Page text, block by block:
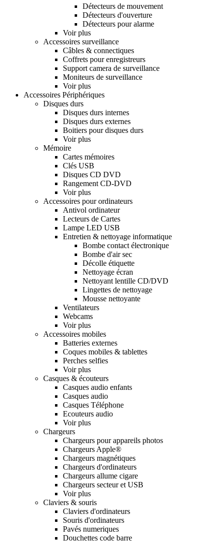
Détecteurs de mouvement
Détecteurs d'ouverture
Détecteurs pour alarme
Voir plus
Accessoires surveillance
Câbles & connectiques
Coffrets pour enregistreurs
Support camera de surveillance
Moniteurs de surveillance
Voir plus
Accessoires Périphériques
Disques durs
Disques durs internes
Disques durs externes
Boitiers pour disques durs
Voir plus
Mémoire
Cartes mémoires
Clés USB
Disques CD DVD
Rangement CD-DVD
Voir plus
Accessoires pour ordinateurs
Antivol ordinateur
Lecteurs de Cartes
Lampe LED USB
Entretien & nettoyage informatique
Bombe contact électronique
Bombe d'air sec
Décolle étiquette
Nettoyage écran
Nettoyant lentille CD/DVD
Lingettes de nettoyage
Mousse nettoyante
Ventilateurs
Webcams
Voir plus
Accessoires mobiles
Batteries externes
Coques mobiles & tablettes
Perches selfies
Voir plus
Casques & écouteurs
Casques audio enfants
Casques audio
Casques Téléphone
Ecouteurs audio
Voir plus
Chargeurs
Chargeurs pour appareils photos
Chargeurs Apple®
Chargeurs magnétiques
Chargeurs d'ordinateurs
Chargeurs allume cigare
Chargeurs secteur et USB
Voir plus
Claviers & souris
Claviers d'ordinateurs
Souris d'ordinateurs
Pavés numeriques
Douchettes code barre